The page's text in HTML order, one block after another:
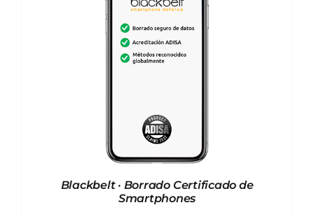
Blackbelt · Borrado Certificado de
Smartphones